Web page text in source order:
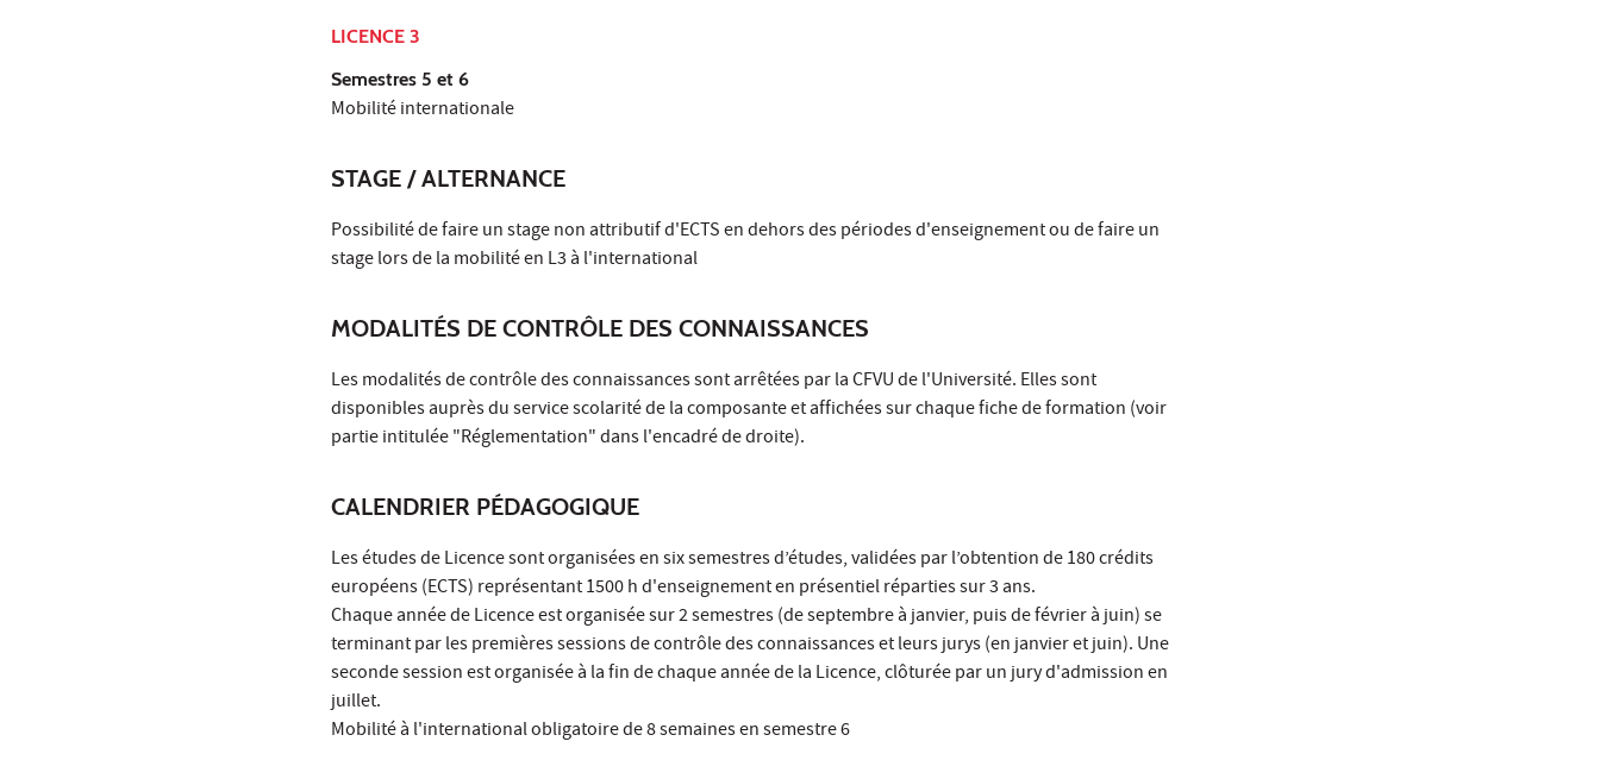
LICENCE 3
Semestres 5 et 6
Mobilité internationale
STAGE / ALTERNANCE
Possibilité de faire un stage non attributif d'ECTS en dehors des périodes d'enseignement ou de faire un
stage lors de la mobilité en L3 à l'international
MODALITÉS DE CONTRÔLE DES CONNAISSANCES
Les modalités de contrôle des connaissances sont arrêtées par la CFVU de l'Université. Elles sont
disponibles auprès du service scolarité de la composante et affichées sur chaque fiche de formation (voir
partie intitulée "Réglementation" dans l'encadré de droite).
CALENDRIER PÉDAGOGIQUE
Les études de Licence sont organisées en six semestres d’études, validées par l’obtention de 180 crédits
européens (ECTS) représentant 1500 h d'enseignement en présentiel réparties sur 3 ans.
Chaque année de Licence est organisée sur 2 semestres (de septembre à janvier, puis de février à juin) se
terminant par les premières sessions de contrôle des connaissances et leurs jurys (en janvier et juin). Une
seconde session est organisée à la fin de chaque année de la Licence, clôturée par un jury d'admission en
juillet.
Mobilité à l'international obligatoire de 8 semaines en semestre 6